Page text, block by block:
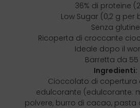
36% di proteine
Low Sugar (0,2 g per
Senza glutine
Ricoperta di croccante
Ideale dopo il
Barretta da 55
Ingredienti:
Cioccolato di copertura
edulcorante (edulcorante:
polvere, burro di cacao, pasta